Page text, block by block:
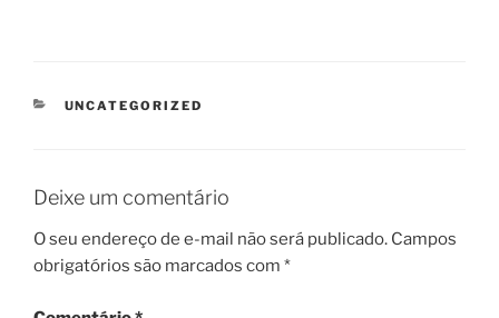
CATEGORIAS
UNCATEGORIZED
Deixe um comentário
O seu endereço de e-mail não será publicado. Campos
obrigatórios são marcados com *